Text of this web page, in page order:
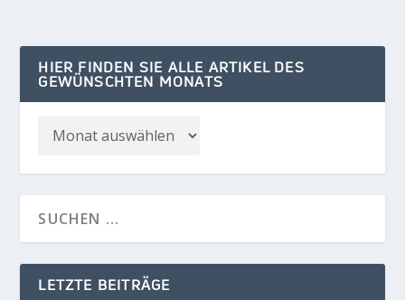
HIER FINDEN SIE ALLE ARTIKEL DES
GEWÜNSCHTEN MONATS
LETZTE BEITRÄGE